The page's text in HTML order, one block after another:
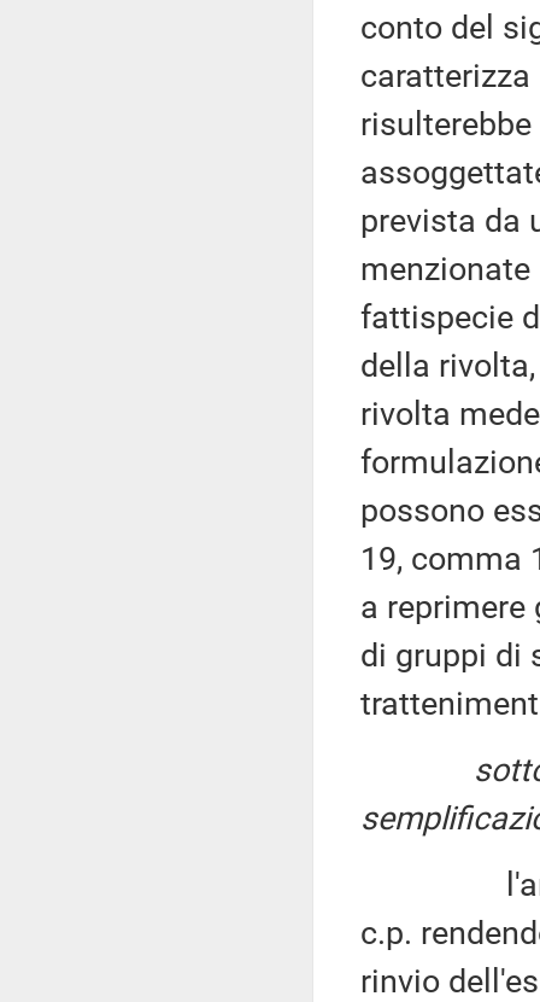
conto del
prevista da
fattispecie
della
rivolta
possono
19, comma
a reprimere
di gruppi di
l'articolo
c.p.
rinvio